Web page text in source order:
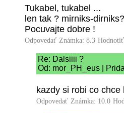
Tukabel, tukabel ...
len tak ? mirniks-dirniks?
Pocuvajte dobre !
Odpovedať Známka: 8.3
Re: Dalsiiii ?
Od: mor_PH_eus |
kazdy si robi co
Odpovedať Známka: 10.0